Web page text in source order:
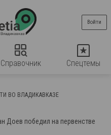
Справочник Спецтемы
Войти
ВО ВЛАДИКАВКАЗЕ
Доев победил на первенстве